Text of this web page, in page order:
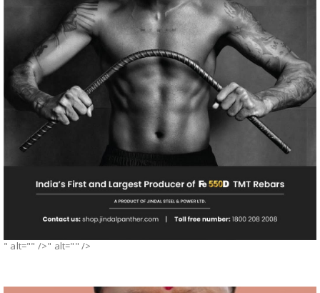
" alt="" />" alt="" />